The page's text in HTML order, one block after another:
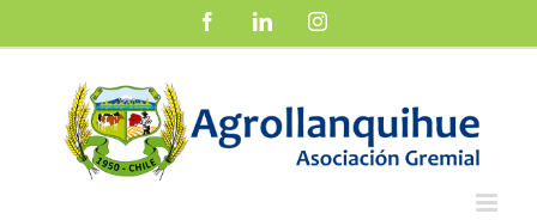
FacebookLinkedInInstagram